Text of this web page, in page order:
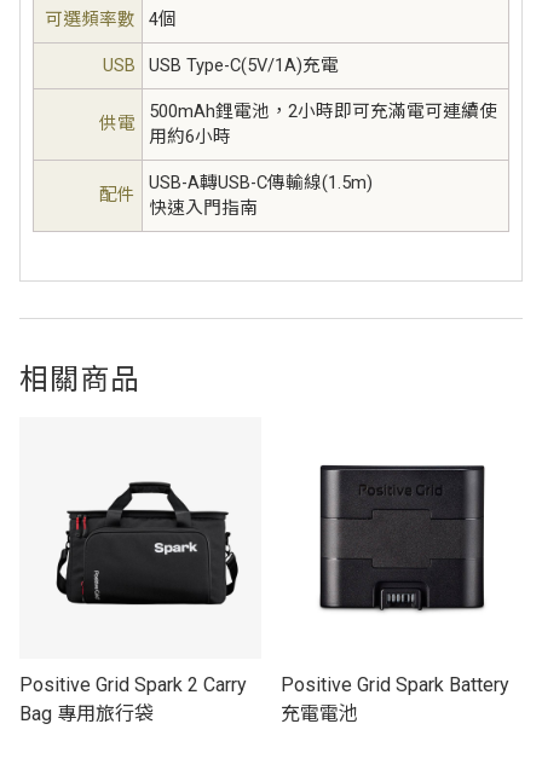
可選頻率數 4個
USB USB Type-C(5V/1A)充電
供電
500mAh鋰電池，2小時即可充滿電可連續使
用約6小時
配件
USB-A轉USB-C傳輸線(1.5m)
快速入門指南
相關商品
Positive Grid Spark 2 Carry
Bag 專用旅行袋
Positive Grid Spark Battery
充電電池